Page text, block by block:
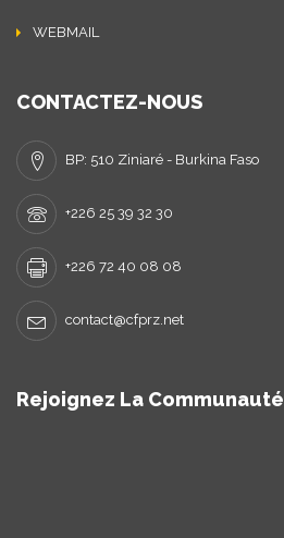
WEBMAIL
CONTACTEZ-NOUS
BP: 510 Ziniaré - Burkina Faso
+226 25 39 32 30
+226 72 40 08 08
contact@cfprz.net
Rejoignez La Communauté